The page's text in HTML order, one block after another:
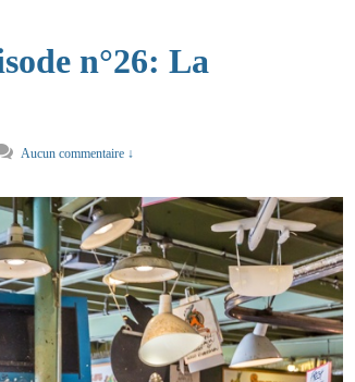
n°26: La
Aucun commentaire ↓